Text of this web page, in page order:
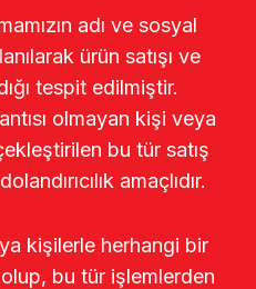
adı ve sosyal
ürün satışı ve
tespit edilmiştir.
olmayan kişi veya
bu tür satış
amaçlıdır.
kişilerle herhangi bir
bu tür işlemlerden